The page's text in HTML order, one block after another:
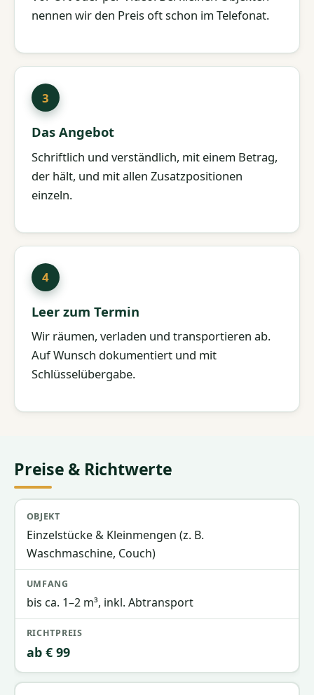
nennen wir den Preis oft schon im Telefonat.
Das Angebot
Schriftlich und verständlich, mit einem Betrag,
der hält, und mit allen Zusatzpositionen
einzeln.
Leer zum Termin
Wir räumen, verladen und transportieren ab.
Auf Wunsch dokumentiert und mit
Schlüsselübergabe.
Preise & Richtwerte
Objekt
Einzelstücke & Kleinmengen (z. B.
Waschmaschine, Couch)
bis ca. 1–2 m³, inkl. Abtransport
ab € 99